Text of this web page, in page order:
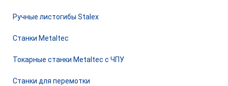
Ручные листогибы Stalex
Станки Metaltec
Токарные станки Metaltec с ЧПУ
Станки для перемотки